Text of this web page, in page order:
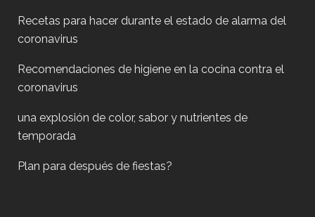
Recetas para hacer durante el estado de alarma del
coronavirus
Recomendaciones de higiene en la cocina contra el
coronavirus
una explosión de color, sabor y nutrientes de
temporada
Plan para después de fiestas?